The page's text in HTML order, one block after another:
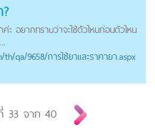
ะ อยากทราบว่าจะใช้ตัวไหนก่อนตัวไหน
/th/qa/9658/การใช้ยาและราคายา.aspx
33จาก 40